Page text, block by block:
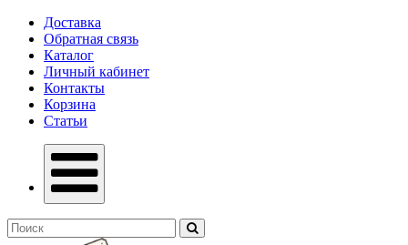
Доставка
Обратная связь
Каталог
Личный кабинет
Контакты
Корзина
Статьи